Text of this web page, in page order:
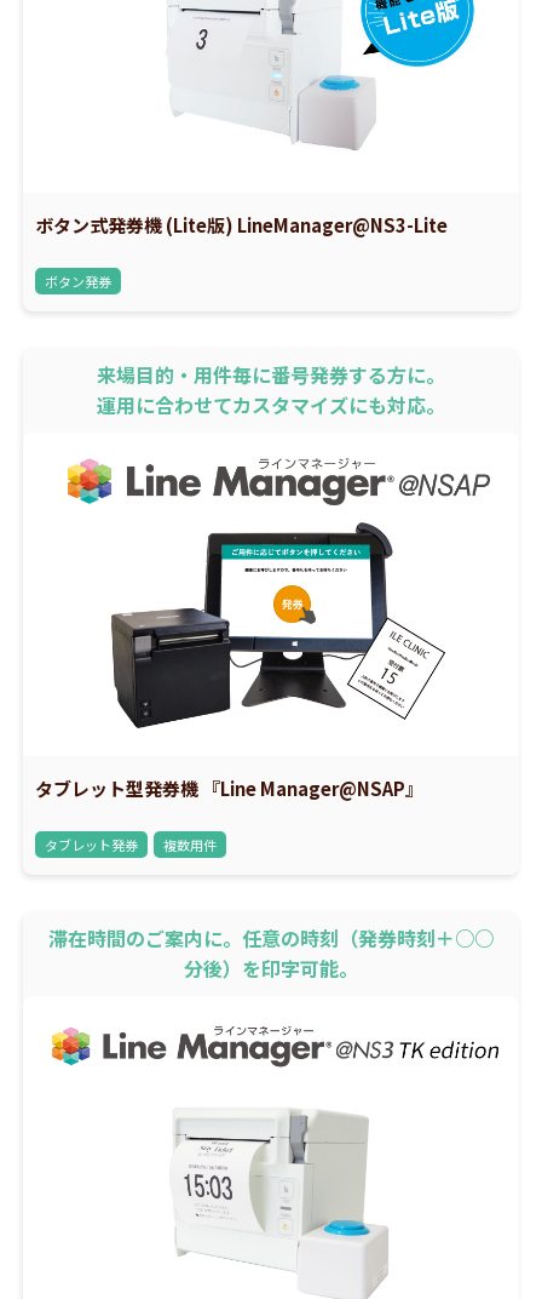
ボタン式発券機 (Lite版) LineManager@NS3-Lite
ボタン発券
来場目的・用件毎に番号発券する方に。
運用に合わせてカスタマイズにも対応。
タブレット型発券機 『Line Manager@NSAP』
タブレット発券 複数用件
滞在時間のご案内に。任意の時刻（発券時刻＋○○
分後）を印字可能。